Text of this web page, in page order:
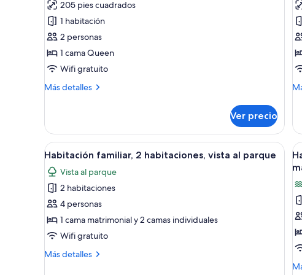
Habitación
doble
Confort,
balcón,
vista
al
205 pies cuadrados
1 habitación
2 personas
1 cama Queen
Wifi gratuito
Más detalles
Más
doble
Confort,
balcón,
vista
al
mar
Ver precio
1
1
Abrir
todas
las
fotos
de
Habitación
familiar,
habitaciones,
Habitación de hotel con cama,
3
Habitación familiar, 2 habitaciones, vista al parque
Vista al parque
2 habitaciones
4 personas
1 cama matrimonial y 2 camas individuales
Wifi gratuito
Más detalles
Más
2